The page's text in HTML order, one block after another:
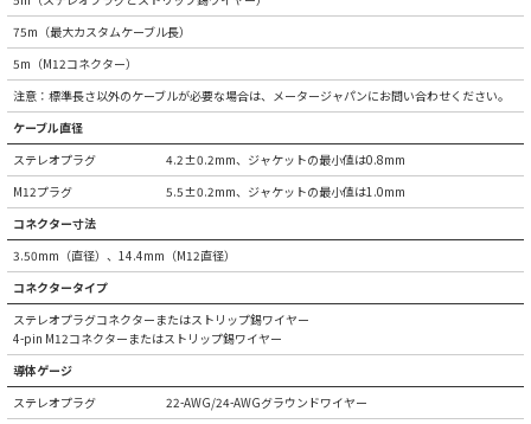
75m（最大カスタムケーブル長）
5m（M12コネクター）
注意：標準長さ以外のケーブルが必要な場合は、メータージャパンにお問い合わせください。
ケーブル直径
ステレオプラグ
4.2±0.2mm、ジャケットの最小値は0.8mm
M12プラグ
5.5±0.2mm、ジャケットの最小値は1.0mm
コネクター寸法
3.50mm（直径）、14.4mm（M12直径）
コネクタータイプ
ステレオプラグコネクターまたはストリップ錫ワイヤー
4-pin M12コネクターまたはストリップ錫ワイヤー
導体ゲージ
ステレオプラグ
22-AWG/24-AWGグラウンドワイヤー